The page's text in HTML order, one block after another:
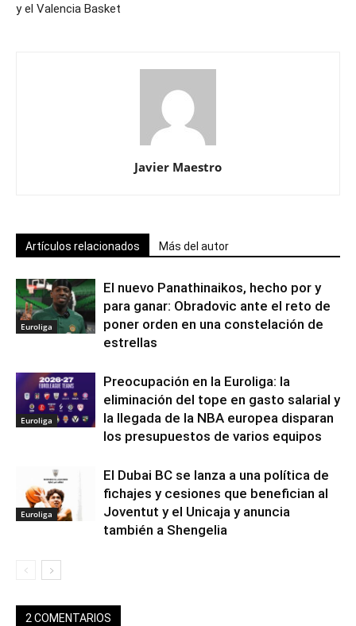
y el Valencia Basket
Javier Maestro
Artículos relacionados Más del autor
Euroliga
El nuevo Panathinaikos, hecho por y
para ganar: Obradovic ante el reto de
poner orden en una constelación de
estrellas
Euroliga
Preocupación en la Euroliga: la
eliminación del tope en gasto salarial y
la llegada de la NBA europea disparan
los presupuestos de varios equipos
Euroliga
El Dubai BC se lanza a una política de
fichajes y cesiones que benefician al
Joventut y el Unicaja y anuncia
también a Shengelia
2 COMENTARIOS